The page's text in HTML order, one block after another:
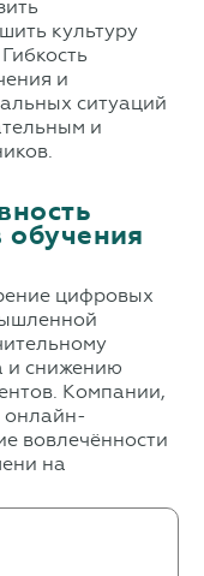
культуру
и
ситуаций
и
цифровых
и снижению
Компании,
онлайн-
вовлечённости
на